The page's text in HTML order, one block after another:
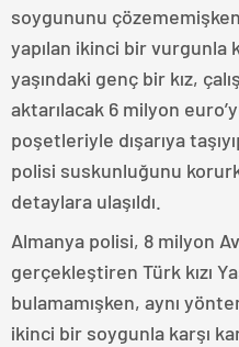
soygununu
yapılan ikinci bir vurgunla
yaşındaki genç bir kız,
aktarılacak 6 milyon
poşetleriyle dışarıya
polisi suskunluğunu
detaylara ulaşıldı.
Almanya polisi, 8 milyon
gerçekleştiren Türk kızı
bulamamışken, aynı
ikinci bir soygunla karşı